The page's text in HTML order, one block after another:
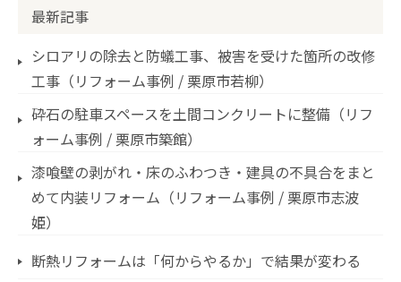
最新記事
シロアリの除去と防蟻工事、被害を受けた箇所の改修
工事（リフォーム事例 / 栗原市若柳）
砕石の駐車スペースを土間コンクリートに整備（リフ
ォーム事例 / 栗原市築館）
漆喰壁の剥がれ・床のふわつき・建具の不具合をまと
めて内装リフォーム（リフォーム事例 / 栗原市志波
姫）
断熱リフォームは「何からやるか」で結果が変わる